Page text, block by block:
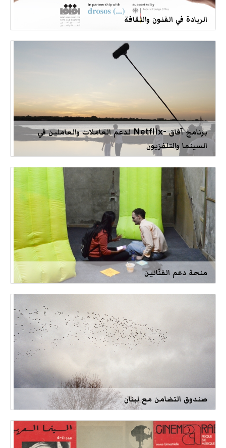
الريادة في الفنون والثقافة
برنامج آفاق -Netflix لدعم العاملات والعاملين في
السينما والتلفزيون
منحة دعم الفنّانين
صندوق التضامن مع لبنان